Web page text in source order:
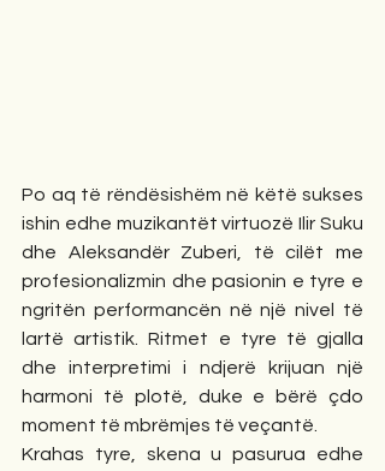
Po aq të rëndësishëm në këtë sukses
ishin edhe muzikantët virtuozë Ilir Suku
dhe Aleksandër Zuberi, të cilët me
profesionalizmin dhe pasionin e tyre e
ngritën performancën në një nivel të
lartë artistik. Ritmet e tyre të gjalla
dhe interpretimi i ndjerë krijuan një
harmoni të plotë, duke e bërë çdo
moment të mbrëmjes të veçantë.
Krahas tyre, skena u pasurua edhe